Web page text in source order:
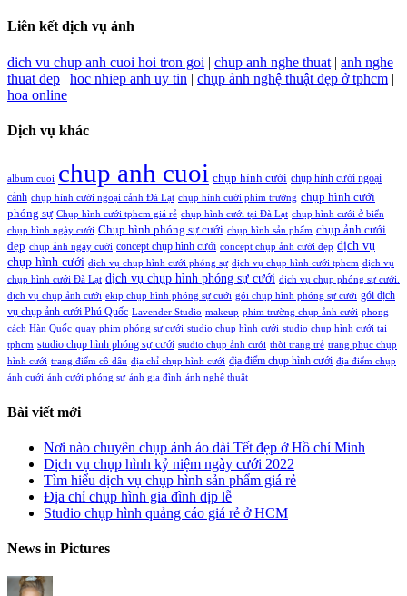
Liên kết dịch vụ ảnh
dich vu chup anh cuoi hoi tron goi | chup anh nghe thuat | anh nghe
thuat dep | hoc nhiep anh uy tin | chụp ảnh nghệ thuật đẹp ở tphcm |
hoa online
Dịch vụ khác
album cuoi chup anh cuoi chụp hình cưới chụp hình cưới ngoại
cảnh chụp hình cưới ngoại cảnh Đà Lạt chụp hình cưới phim trường chụp hình cưới
phóng sự Chụp hình cưới tphcm giá rẻ chụp hình cưới tại Đà Lạt chụp hình cưới ở biển
chụp hình ngày cưới Chụp hình phóng sự cưới chụp hình sản phẩm chụp ảnh cưới
đẹp chụp ảnh ngày cưới concept chụp hình cưới concept chụp ảnh cưới đẹp dịch vụ
chụp hình cưới dịch vụ chụp hình cưới phóng sự dịch vụ chụp hình cưới tphcm dịch vụ
chụp hình cưới Đà Lạt dịch vụ chụp hình phóng sự cưới dịch vụ chụp phóng sự cưới.
dịch vụ chụp ảnh cưới ekip chụp hình phóng sự cưới gói chụp hình phóng sự cưới gói dịch
vụ chụp ảnh cưới Phú Quốc Lavender Studio makeup phim trường chụp ảnh cưới phong
cách Hàn Quốc quay phim phóng sự cưới studio chụp hình cưới studio chụp hình cưới tại
tphcm studio chụp hình phóng sự cưới studio chụp ảnh cưới thời trang trẻ trang phục chụp
hình cưới trang điểm cô dâu địa chỉ chụp hình cưới địa điểm chụp hình cưới địa điểm chụp
ảnh cưới ảnh cưới phóng sự ảnh gia đình ảnh nghệ thuật
Bài viết mới
Nơi nào chuyên chụp ảnh áo dài Tết đẹp ở Hồ chí Minh
Dịch vụ chụp hình kỷ niệm ngày cưới 2022
Tìm hiểu dịch vụ chụp hình sản phẩm giá rẻ
Địa chỉ chụp hình gia đình dịp lễ
Studio chụp hình quảng cáo giá rẻ ở HCM
News in Pictures